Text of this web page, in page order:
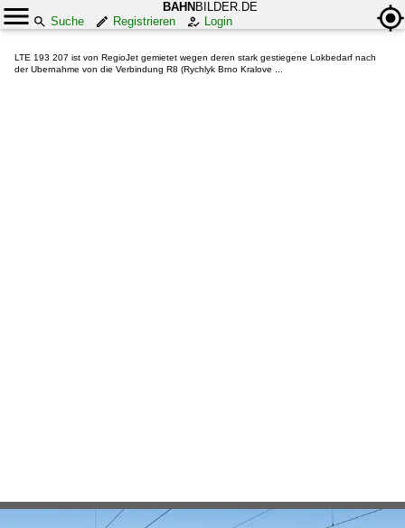
BAHN BILDER.DE
Suche
Registrieren Login
LTE 193 207 ist von RegioJet gemietet wegen deren stark gestiegene Lokbedarf nach
der Ubernahme von die Verbindung R8 (Rychlyk Brno Kralove ...